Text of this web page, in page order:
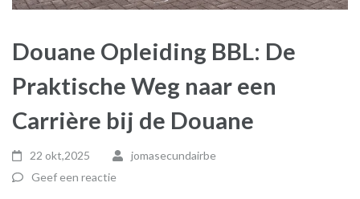
Douane Opleiding BBL: De
Praktische Weg naar een
Carrière bij de Douane
22 okt,2025
jomasecundairbe
Geef een reactie